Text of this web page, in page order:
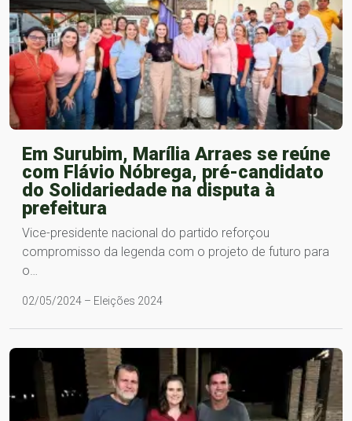
Em Surubim, Marília Arraes se reúne
com Flávio Nóbrega, pré-candidato
do Solidariedade na disputa à
prefeitura
Vice-presidente nacional do partido reforçou
compromisso da legenda com o projeto de futuro para
o…
02/05/2024 – Eleições 2024